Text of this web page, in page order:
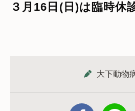
３月16日(日)は臨時休
大下動物